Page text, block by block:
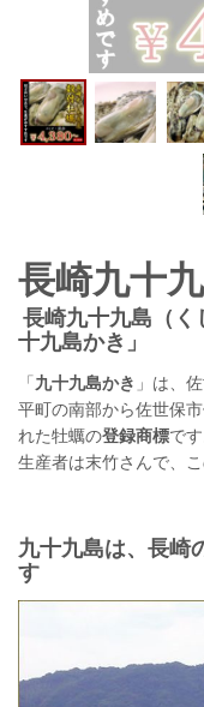
長崎九十
長崎九十九島（く
十九島かき」
「九十九島かき 」は、
平町の南部から佐世保
れた牡蠣の登録商標です
生産者は末竹さんで、
九十九島は、長崎
す